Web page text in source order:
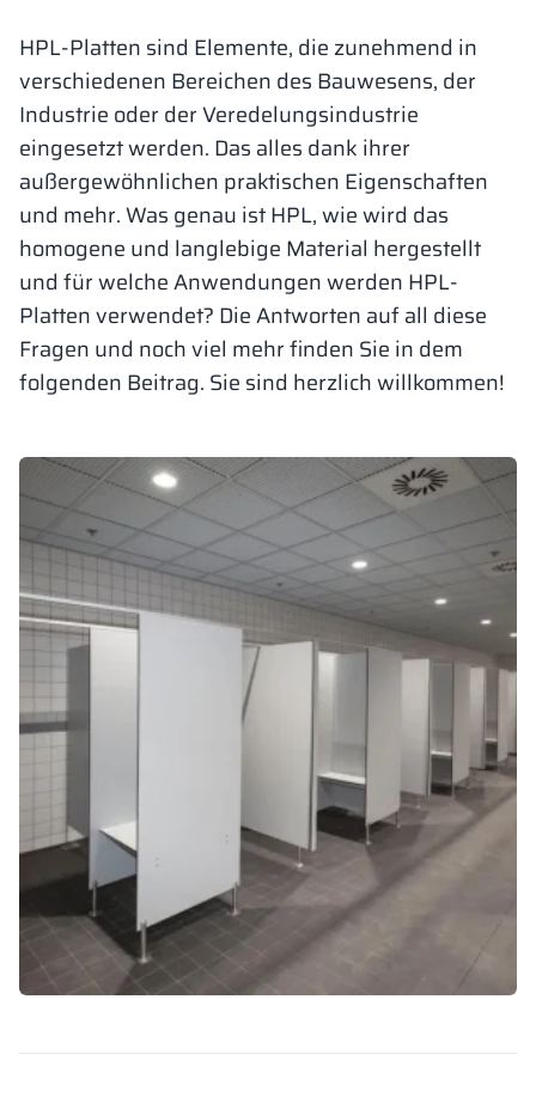
Vela
Metallschränke
Schlösser für
Trennwände
Lamellen
Altus
Vitral
L-Typ-Schränke
Vollständiges
Zulassungen,
Materialien
Karte aller
HPL-Platten sind Elemente, die zunehmend in
verschiedenen Bereichen des Bauwesens, der
Industrie oder der Veredelungsindustrie
eingesetzt werden. Das alles dank ihrer
außergewöhnlichen praktischen Eigenschaften
und mehr. Was genau ist HPL, wie wird das
homogene und langlebige Material hergestellt
und für welche Anwendungen werden HPL-
Platten verwendet? Die Antworten auf all diese
Fragen und noch viel mehr finden Sie in dem
folgenden Beitrag. Sie sind herzlich willkommen!